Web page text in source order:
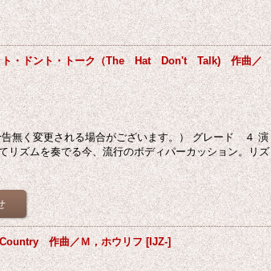
ト・ドント・トーク（The Hat Don't Talk) 作曲／
無く変更される場合がございます。） グレード ４ 演
ズムを奏でる今、流行のボディパーカッション。リズ
作曲／Ｍ，ホウリフ [IJZ-]